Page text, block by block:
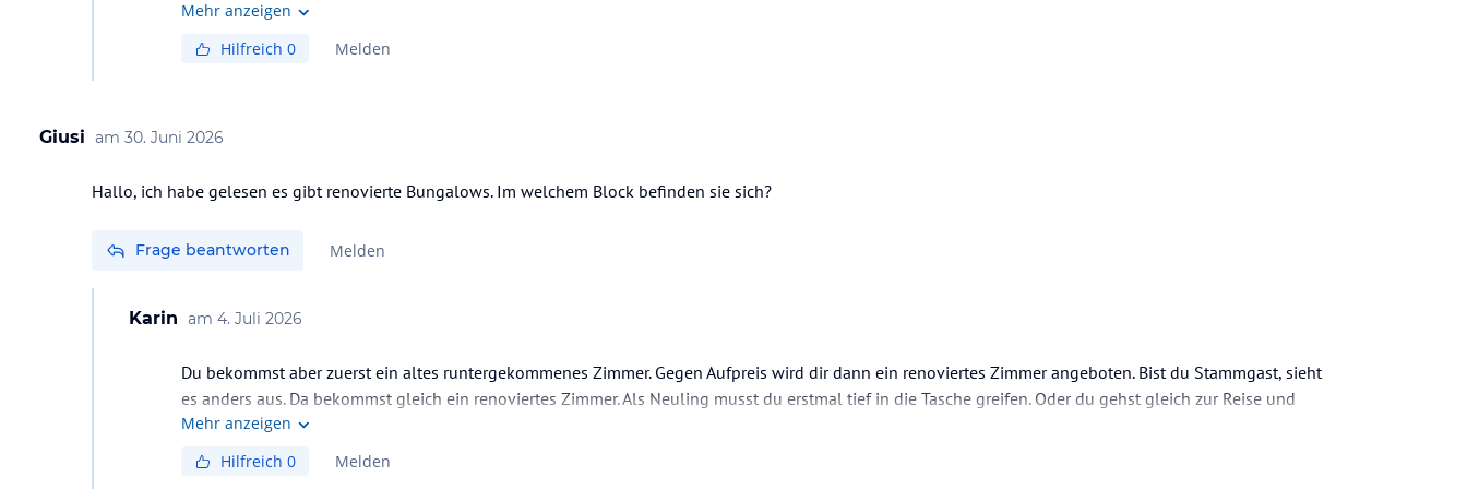
Mehr anzeigen
Hilfreich 0 Melden
Giusi am 30. Juni 2026
Hallo, ich habe gelesen es gibt renovierte Bungalows. Im welchem Block befinden sie sich?
Frage beantworten Melden
Karin am 4. Juli 2026
Du bekommst aber zuerst ein altes runtergekommenes Zimmer. Gegen Aufpreis wird dir dann ein renoviertes Zimmer angeboten. Bist du Stammgast, sieht
es anders aus. Da bekommst gleich ein renoviertes Zimmer. Als Neuling musst du erstmal tief in die Tasche greifen. Oder du gehst gleich zur Reise und
beschwerst dich. Dann bekommst auch ein renoviertes Zimmer kostenlos
Mehr anzeigen
Hilfreich 0 Melden